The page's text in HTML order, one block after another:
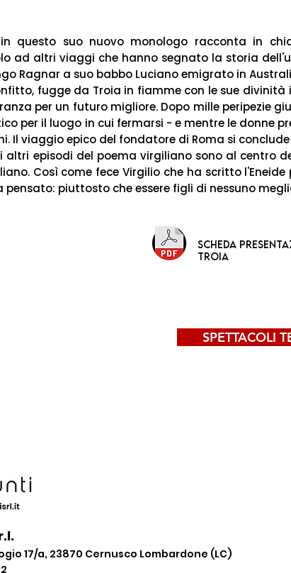
in questo suo nuovo monologo racconta in
ad altri viaggi che hanno segnato la storia
Ragnar a suo babbo Luciano emigrato in
fugge da Troia in fiamme con le sue
per un futuro migliore. Dopo mille peripezie
per il luogo in cui fermarsi - e mentre le donne
Il viaggio epico del fondatore di Roma si
altri episodi del poema virgiliano sono al centro
Così come fece Virgilio che ha scritto
pensato: piuttosto che essere figli di nessuno
scheda
TROIA
SPETTACOLI
17/a, 23870 Cernusco Lombardone (LC)